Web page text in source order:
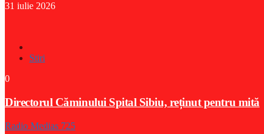
31 iulie 2026
Stiri
0
Directorul Căminului Spital Sibiu, reținut pentru mită
Radio Medias 725